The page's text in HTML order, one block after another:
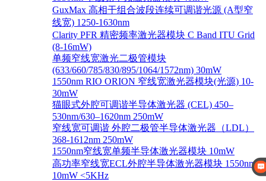
GuxMax 高相干组合波段连续可调谐光源 (A型窄
线宽) 1250-1630nm
Clarity PFR 精密频率激光器模块 C Band ITU Grid
(8-16mW)
单频窄线宽激光二极管模块
(633/660/785/830/895/1064/1572nm) 30mW
1550nm RIO ORION 窄线宽激光器模块(光源) 10-
30mW
猫眼式外腔可调谐半导体激光器 (CEL) 450–
530nm/630–1620nm 250mW
窄线宽可调谐 外腔二极管半导体激光器（LDL）
368-1612nm 250mW
1550nm窄线宽单频半导体激光器模块 10mW
高功率窄线宽ECL外腔半导体激光器模块 1550nm
10mW <5KHz